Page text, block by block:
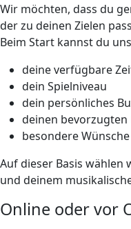
Wir möchten, dass du
der zu deinen Zielen
Beim Start kannst du
deine verfügbare
dein Spielniveau
dein persönliches
deinen bevorzugten
besondere
Auf dieser Basis wählen
und deinem
Online oder vor